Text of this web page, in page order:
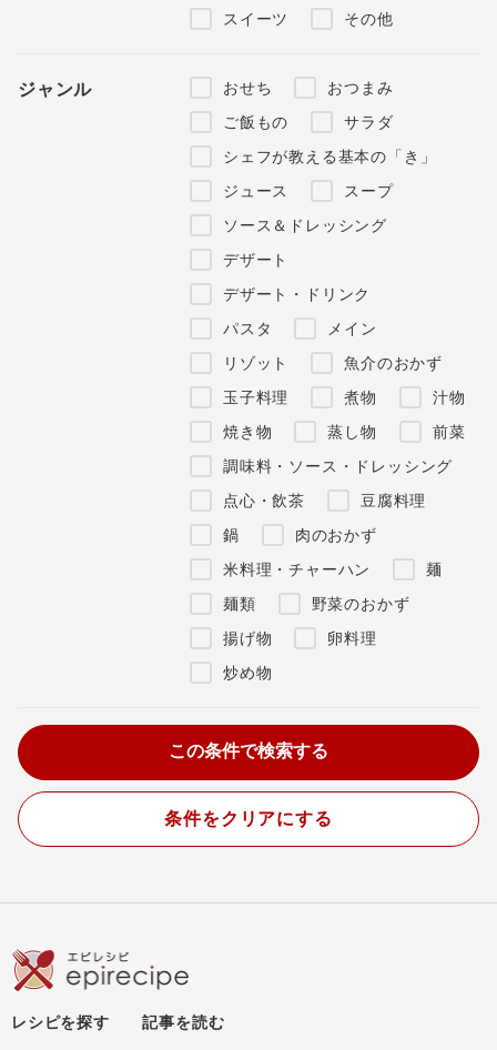
スイーツ
その他
ジャンル おせち
おつまみ
ご飯もの
サラダ
シェフが教える基本の「き」
ジュース
スープ
ソース＆ドレッシング
デザート
デザート・ドリンク
パスタ
メイン
リゾット
魚介のおかず
玉子料理
煮物
汁物
焼き物
蒸し物
前菜
調味料・ソース・ドレッシング
点心・飲茶
豆腐料理
鍋
肉のおかず
米料理・チャーハン
麺
麺類
野菜のおかず
揚げ物
卵料理
炒め物
条件をクリアにする
レシピを探す 記事を読む